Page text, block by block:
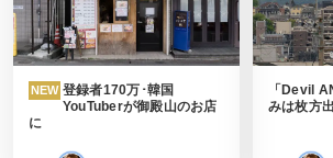
NEW 登録者170万･韓国
YouTuberが御殿山のお店
に
「Devil
みは枚方